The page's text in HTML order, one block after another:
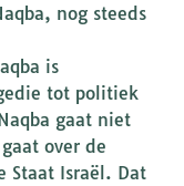
nog steeds
is
tot politiek
gaat niet
over de
Staat Israël. Dat